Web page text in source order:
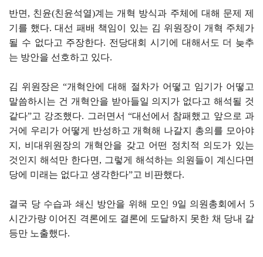
반면, 친윤(친윤석열)계는 개혁 방식과 주체에 대해 문제 제
기를 했다. 대선 패배 책임이 있는 김 위원장이 개혁 주체가
될 수 없다고 주장한다. 전당대회 시기에 대해서도 더 늦추
는 방안을 선호하고 있다.
김 위원장은 “개혁안에 대해 절차가 어떻고 임기가 어떻고
말씀하시는 건 개혁안을 받아들일 의지가 없다고 해석될 것
같다”고 강조했다. 그러면서 “대선에서 참패했고 앞으로 과
거에 우리가 어떻게 반성하고 개혁해 나갈지 총의를 모아야
지, 비대위원장의 개혁안을 갖고 어떤 정치적 의도가 있는
것인지 해석만 한다면, 그렇게 해석하는 의원들이 계신다면
당에 미래는 없다고 생각한다”고 비판했다.
결국 당 수습과 쇄신 방안을 위해 모인 9일 의원총회에서 5
시간가량 이어진 격론에도 결론에 도달하지 못한 채 당내 갈
등만 노출했다.